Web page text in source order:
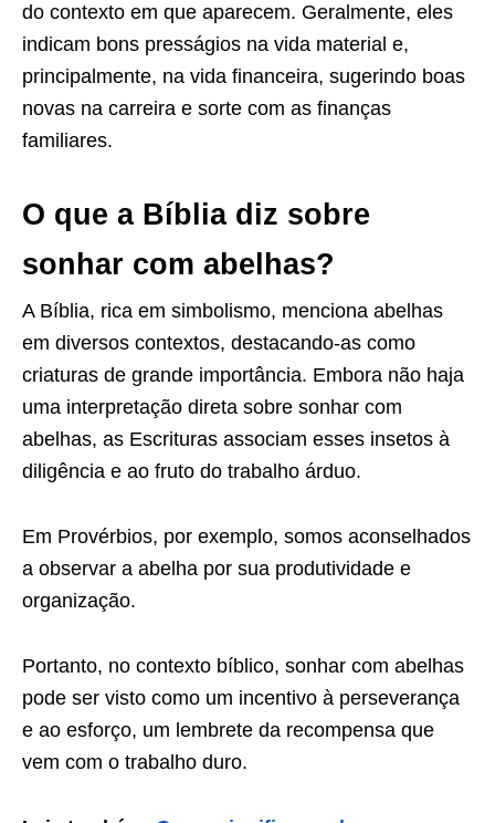
do contexto em que aparecem. Geralmente, eles
indicam bons presságios na vida material e,
principalmente, na vida financeira, sugerindo boas
novas na carreira e sorte com as finanças
familiares.
O que a Bíblia diz sobre
sonhar com abelhas?
A Bíblia, rica em simbolismo, menciona abelhas
em diversos contextos, destacando-as como
criaturas de grande importância. Embora não haja
uma interpretação direta sobre sonhar com
abelhas, as Escrituras associam esses insetos à
diligência e ao fruto do trabalho árduo.
Em Provérbios, por exemplo, somos aconselhados
a observar a abelha por sua produtividade e
organização.
Portanto, no contexto bíblico, sonhar com abelhas
pode ser visto como um incentivo à perseverança
e ao esforço, um lembrete da recompensa que
vem com o trabalho duro.